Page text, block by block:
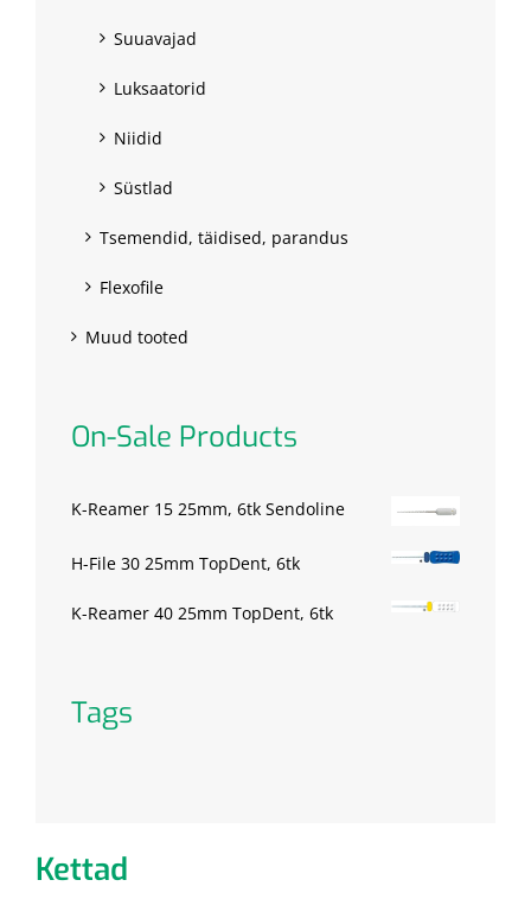
Suuavajad
Luksaatorid
Niidid
Süstlad
Tsemendid, täidised, parandus
Flexofile
Muud tooted
On-Sale Products
K-Reamer 15 25mm, 6tk Sendoline
H-File 30 25mm TopDent, 6tk
K-Reamer 40 25mm TopDent, 6tk
Tags
Kettad